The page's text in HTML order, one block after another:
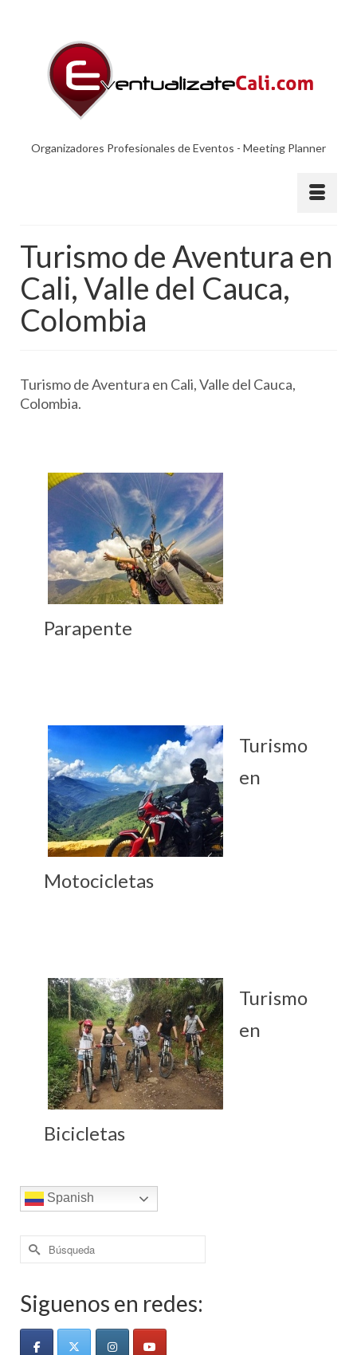
Organizadores Profesionales de Eventos - Meeting Planner
Turismo de Aventura en
Cali, Valle del Cauca,
Colombia
Turismo de Aventura en Cali, Valle del Cauca,
Colombia.
Parapente
Turismo
en
Motocicletas
Turismo
en
Bicicletas
Spanish
Buscar
por:
Siguenos en redes: